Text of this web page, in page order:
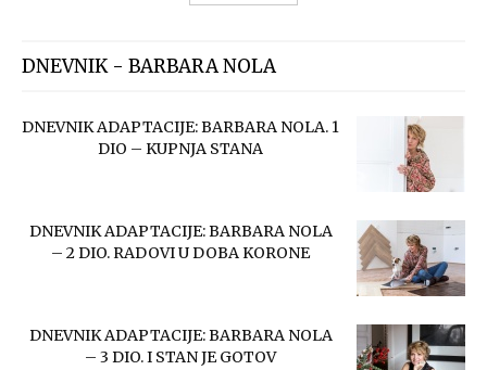
DNEVNIK - BARBARA NOLA
DNEVNIK ADAPTACIJE: BARBARA NOLA. 1
DIO – KUPNJA STANA
DNEVNIK ADAPTACIJE: BARBARA NOLA
– 2 DIO. RADOVI U DOBA KORONE
DNEVNIK ADAPTACIJE: BARBARA NOLA
– 3 DIO. I STAN JE GOTOV